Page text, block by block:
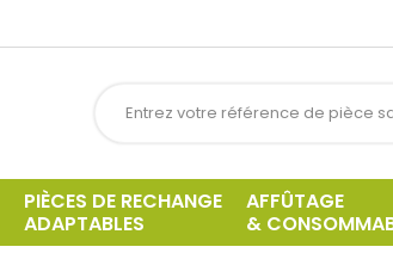
PIÈCES DE RECHANGE
ADAPTABLES
AFFÛTAGE
&